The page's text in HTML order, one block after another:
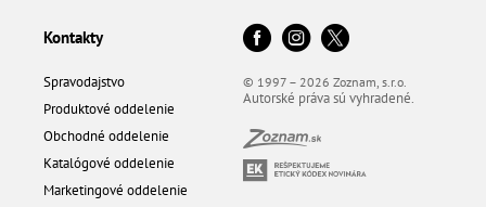
Kontakty
Spravodajstvo
Produktové oddelenie
Obchodné oddelenie
Katalógové oddelenie
Marketingové oddelenie
© 1997 – 2026 Zoznam, s.r.o.
Autorské práva sú vyhradené.